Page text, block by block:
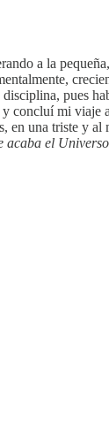
a la
pues
concluí mi
una triste y
acaba el